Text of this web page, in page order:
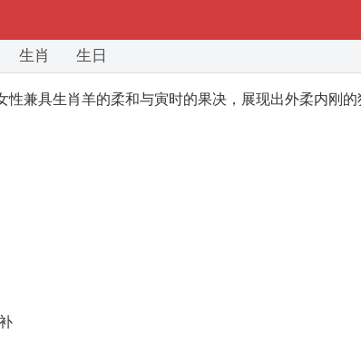
生肖 生日
兼具生肖羊的柔和与寅时的果决，展现出外柔内刚